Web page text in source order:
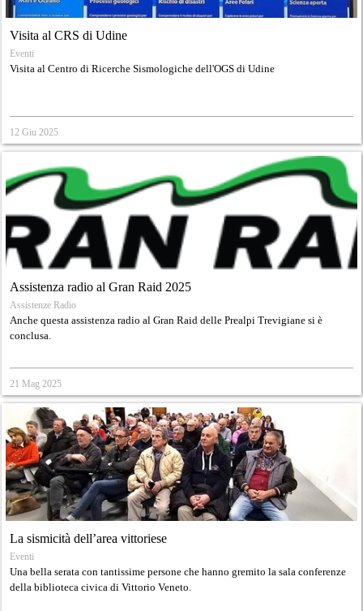
Visita al CRS di Udine
Eventi
Visita al Centro di Ricerche Sismologiche dell'OGS di Udine
12 Giu 2025
Assistenza radio al Gran Raid 2025
Assistenze Radio
Anche questa assistenza radio al Gran Raid delle Prealpi Trevigiane si è
conclusa.
21 Mag 2025
La sismicità dell’area vittoriese
Eventi
Una bella serata con tantissime persone che hanno gremito la sala conferenze
della biblioteca civica di Vittorio Veneto.